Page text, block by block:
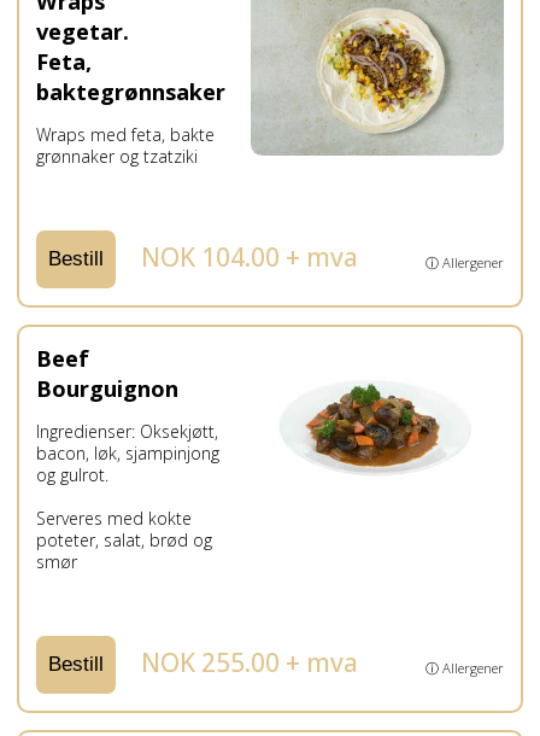
vegetar.
Feta,
baktegrønnsaker
Wraps med feta, bakte
grønnaker og tzatziki
Bestill NOK 104.00 + mva ⓘ Allergener
Beef
Bourguignon
Ingredienser: Oksekjøtt,
bacon, løk, sjampinjong
og gulrot.
Serveres med kokte
poteter, salat, brød og
smør
Bestill NOK 255.00 + mva ⓘ Allergener